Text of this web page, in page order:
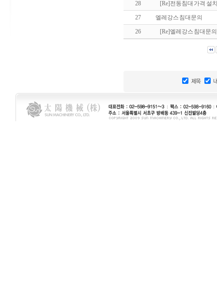
28 [Re] 전동침대 가격 설
27 엘레강스 침대문의
26 [Re]엘레강스 침대문의